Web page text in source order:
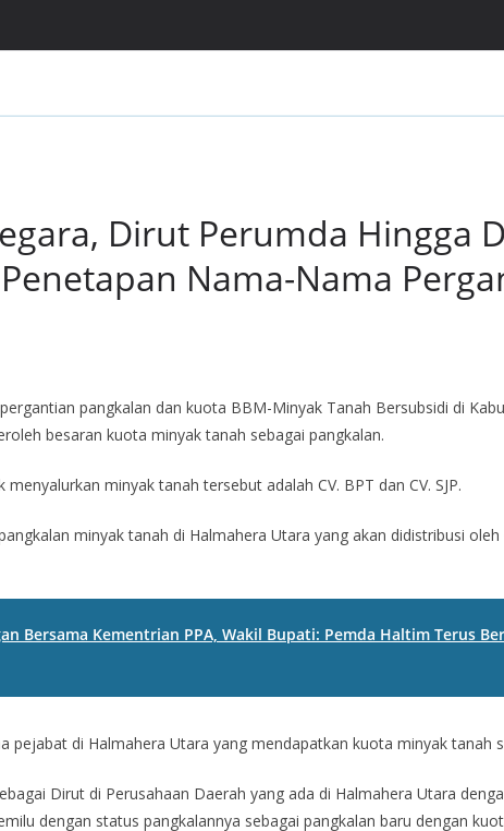
Dirut Perumda Hingga
Nama-Nama
pangkalan dan kuota BBM-Minyak Tanah Bersubsidi di
besaran kuota minyak tanah sebagai pangkalan.
minyak tanah tersebut adalah CV. BPT dan CV. SJP.
minyak tanah di Halmahera Utara yang akan didistribusi oleh
Bersama Kementrian PPA, Wakil Bupati: Pemda Haltim Terus
pejabat di Halmahera Utara yang mendapatkan kuota minyak tanah
Dirut di Perusahaan Daerah yang ada di Halmahera Utara
dengan status pangkalannya sebagai pangkalan baru dengan